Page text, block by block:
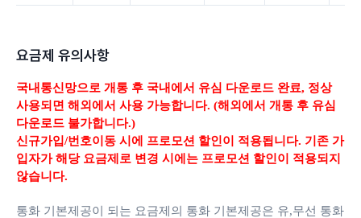
요금제 유의사항
국내통신망으로 개통 후 국내에서 유심 다운로드 완료, 정상
사용되면 해외에서 사용 가능합니다. (해외에서 개통 후 유심
다운로드 불가합니다.)
신규가입/번호이동 시에 프로모션 할인이 적용됩니다. 기존 가
입자가 해당 요금제로 변경 시에는 프로모션 할인이 적용되지
않습니다.
통화 기본제공이 되는 요금제의 통화 기본제공은 유,무선 통화